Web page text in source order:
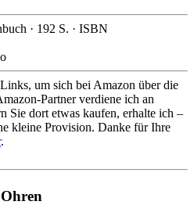
· 192 S. · ISBN
um sich bei Amazon über die
Partner verdiene ich an
Sie dort etwas kaufen, erhalte ich –
kleine Provision. Danke für Ihre
.